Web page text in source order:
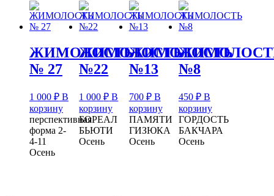
ЖИМОЛОСТЬ
№ 27
1 000 ₽ В
корзину
перспективная
форма 2-
4-11
Осень
ЖИМОЛОСТЬ
№22
1 000₽ В
корзину
БОРЕАЛ
БЬЮТИ
Осень
ЖИМОЛОСТЬ
№13
700 ₽ В
корзину
ПАМЯТИ
ГИЗЮКА
Осень
№8
450 ₽ В
корзину
ГОРДОСТЬ
БАКЧАРА
Осень